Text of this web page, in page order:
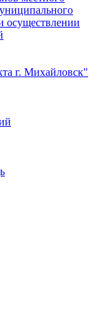
осуществлении
г. Михайловск"